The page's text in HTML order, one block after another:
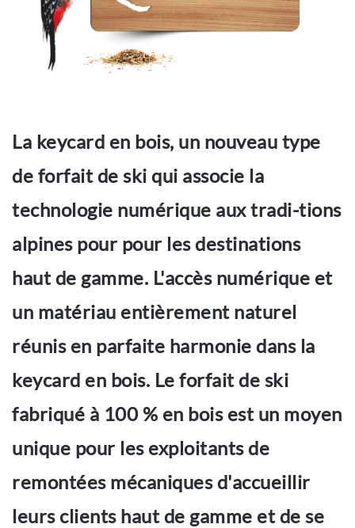
La keycard en bois, un nouveau type
de forfait de ski qui associe la
technologie numérique aux tradi-tions
alpines pour pour les destinations
haut de gamme. L'accès numérique et
un matériau entièrement naturel
réunis en parfaite harmonie dans la
keycard en bois. Le forfait de ski
fabriqué à 100 % en bois est un moyen
unique pour les exploitants de
remontées mécaniques d'accueillir
leurs clients haut de gamme et de se